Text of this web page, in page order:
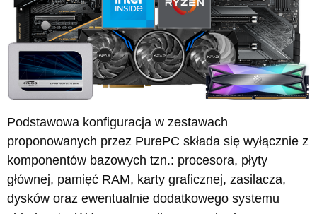
Podstawowa konfiguracja w zestawach
proponowanych przez PurePC składa się wyłącznie z
komponentów bazowych tzn.: procesora, płyty
głównej, pamięć RAM, karty graficznej, zasilacza,
dysków oraz ewentualnie dodatkowego systemu